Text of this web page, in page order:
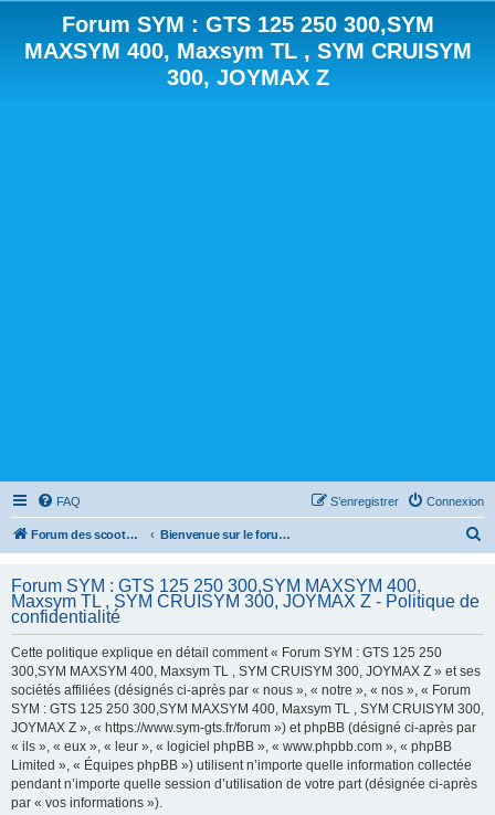
Forum SYM : GTS 125 250 300,SYM
MAXSYM 400, Maxsym TL , SYM CRUISYM
300, JOYMAX Z
FAQ Connexion
S’enregistrer
Forum des scooters SYM - GTS -MAXSYM - CRUISYM - JOYMAX - Maxsym TL Bienvenue sur le forum des scooters de la gamme SYM
e
h
Forum SYM : GTS 125 250 300,SYM MAXSYM 400,
Maxsym TL , SYM CRUISYM 300, JOYMAX Z - Politique de
confidentialité
Cette politique explique en détail comment « Forum SYM : GTS 125 250
300,SYM MAXSYM 400, Maxsym TL , SYM CRUISYM 300, JOYMAX Z » et ses
sociétés affiliées (désignés ci-après par « nous », « notre », « nos », « Forum
SYM : GTS 125 250 300,SYM MAXSYM 400, Maxsym TL , SYM CRUISYM 300,
JOYMAX Z », « https://www.sym-gts.fr/forum ») et phpBB (désigné ci-après par
« ils », « eux », « leur », « logiciel phpBB », « www.phpbb.com », « phpBB
Limited », « Équipes phpBB ») utilisent n’importe quelle information collectée
pendant n’importe quelle session d’utilisation de votre part (désignée ci-après
par « vos informations »).